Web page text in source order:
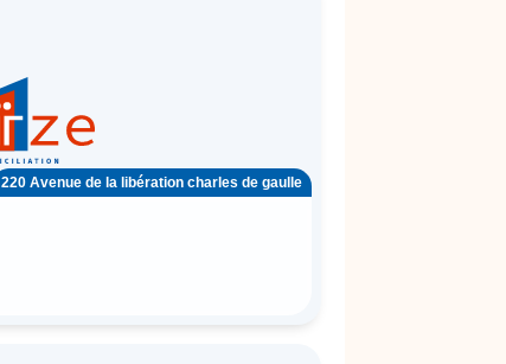
220 Avenue de la libération charles de gaulle